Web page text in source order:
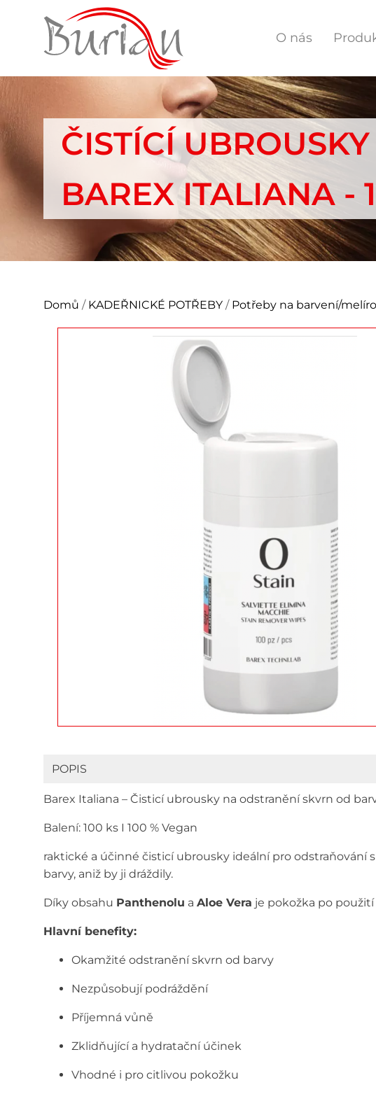
O nás
ČISTÍCÍ
BAREX ITALIANA -
Domů / KADEŘNICKÉ POTŘEBY / Potřeby na barvení/
POPIS
Barex Italiana – Čisticí ubrousky na odstranění skvrn od
Balení: 100 ks I 100 % Vegan
raktické a účinné čisticí ubrousky ideální pro odstraňování
barvy, aniž by ji dráždily.
Díky obsahu Panthenolu a Aloe Vera je pokožka po
Hlavní benefity:
Okamžité odstranění skvrn od barvy
Nezpůsobují podráždění
Příjemná vůně
Zklidňující a hydratační účinek
Vhodné i pro citlivou pokožku